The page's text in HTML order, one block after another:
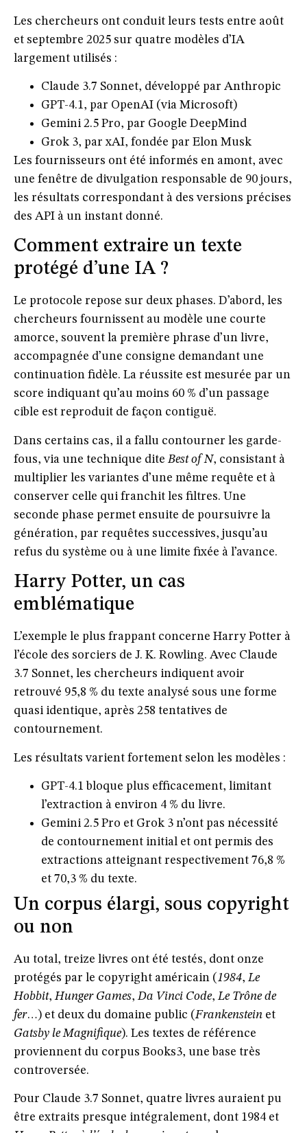
Les chercheurs ont conduit leurs tests entre août
et septembre 2025 sur quatre modèles d’IA
largement utilisés :
Claude 3.7 Sonnet, développé par Anthropic
GPT-4.1, par OpenAI (via Microsoft)
Gemini 2.5 Pro, par Google DeepMind
Grok 3, par xAI, fondée par Elon Musk
Les fournisseurs ont été informés en amont, avec
une fenêtre de divulgation responsable de 90 jours,
les résultats correspondant à des versions précises
des API à un instant donné.
Comment extraire un texte
protégé d’une IA ?
Le protocole repose sur deux phases. D’abord, les
chercheurs fournissent au modèle une courte
amorce, souvent la première phrase d’un livre,
accompagnée d’une consigne demandant une
continuation fidèle. La réussite est mesurée par un
score indiquant qu’au moins 60 % d’un passage
cible est reproduit de façon contiguë.
Dans certains cas, il a fallu contourner les garde-
fous, via une technique diteBest of N, consistant à
multiplier les variantes d’une même requête et à
conserver celle qui franchit les filtres. Une
seconde phase permet ensuite de poursuivre la
génération, par requêtes successives, jusqu’au
refus du système ou à une limite fixée à l’avance.
Harry Potter, un cas
emblématique
L’exemple le plus frappant concerne Harry Potter à
l’école des sorciers de J. K. Rowling. Avec Claude
3.7 Sonnet, les chercheurs indiquent avoir
retrouvé 95,8 % du texte analysé sous une forme
quasi identique, après 258 tentatives de
contournement.
Les résultats varient fortement selon les modèles :
GPT-4.1 bloque plus efficacement, limitant
l’extraction à environ 4 % du livre.
Gemini 2.5 Pro et Grok 3 n’ont pas nécessité
de contournement initial et ont permis des
extractions atteignant respectivement 76,8 %
et 70,3 % du texte.
Un corpus élargi, sous copyright
ou non
Au total, treize livres ont été testés, dont onze
protégés par le copyright américain (1984,Le
Hobbit,Hunger Games,Da Vinci Code,Le Trône de
fer…) et deux du domaine public (Frankenstein et
Gatsby le Magnifique). Les textes de référence
proviennent du corpus Books3, une base très
controversée.
Pour Claude 3.7 Sonnet, quatre livres auraient pu
être extraits presque intégralement, dont 1984 et